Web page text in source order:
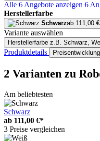
Alle 6 Angebote anzeigen 6
Herstellerfarbe
Schwarzab 111,00 €
Variante auswählen
Herstellerfarbe z.B. Schwarz,
Produktdetails Preisentwicklung
2 Varianten zu
Am beliebtesten
Schwarz
ab 111,00 €*
3 Preise vergleichen